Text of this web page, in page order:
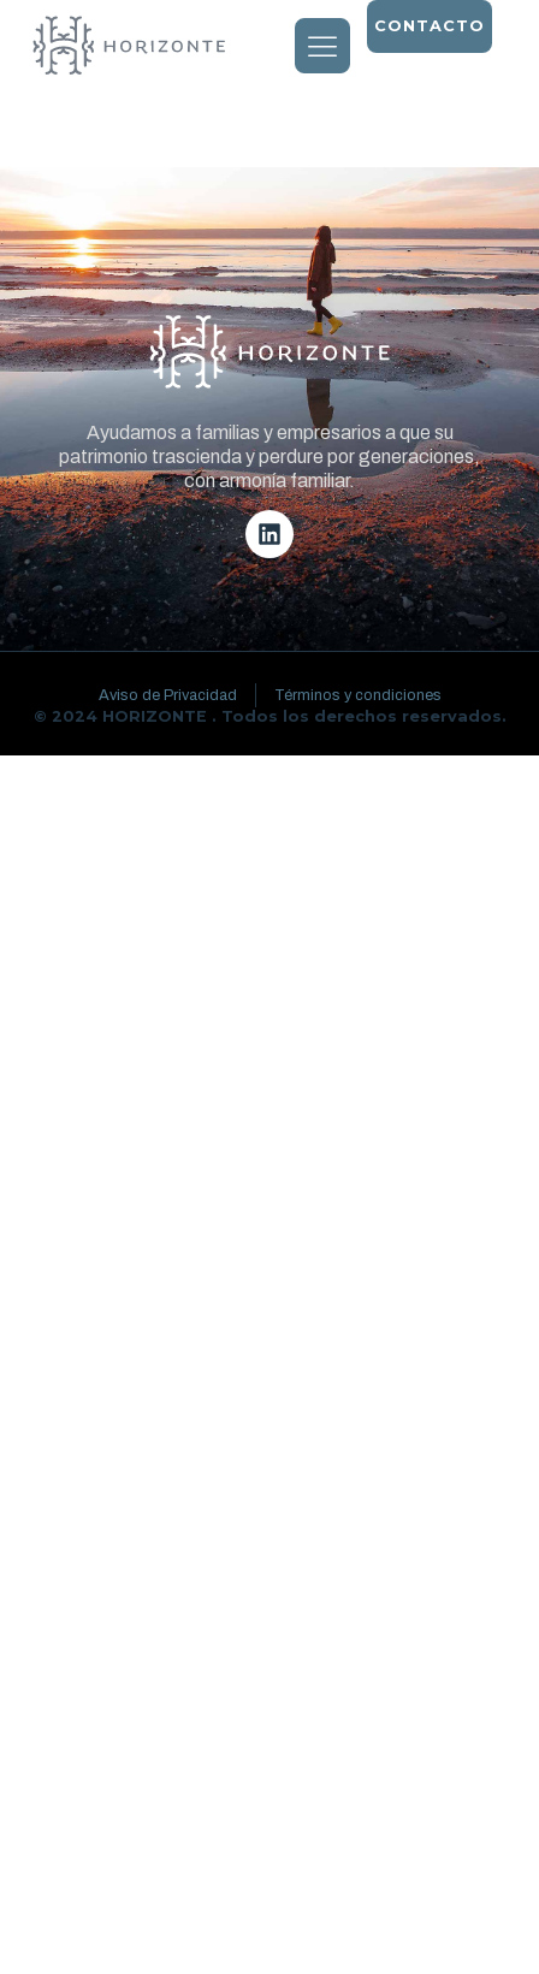
CONTACTO
Ayudamos a familias y empresarios a que su
patrimonio trascienda y perdure por generaciones,
con armonía familiar.
Aviso de Privacidad Términos y condiciones
© 2024 HORIZONTE . Todos los derechos reservados.